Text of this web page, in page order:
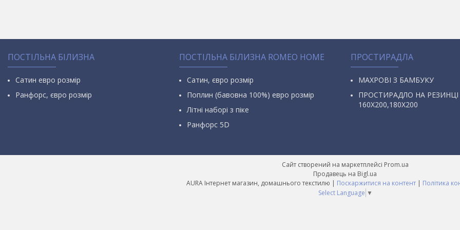
ПОСТІЛЬНА БІЛИЗНА
Сатин евро розмір
Ранфорс, євро розмір
ПОСТІЛЬНА БІЛИЗНА ROMEO HOME
Сатин, євро розмір
Поплин (бавовна 100%) евро розмір
Літні наборі з піке
Ранфорс 5D
ПРОСТИРАДЛА
МАХРОВІ З БАМБУКУ
ПРОСТИРАДЛО НА РЕЗИНЦІ
160Х200,180Х200
Сайт створений на маркетплейсі Prom.ua
Продавець на Bigl.ua
AURA Інтернет магазин, домашнього текстилю | Поскаржитися на контент | Політика
Select Language ▼